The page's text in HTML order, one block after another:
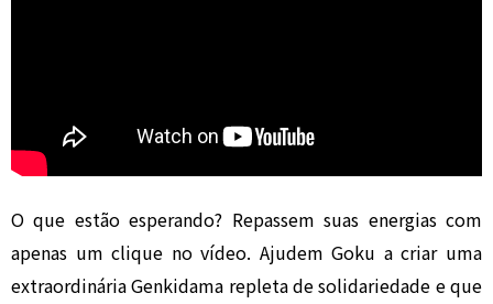
O que estão esperando? Repassem suas energias com
apenas um clique no vídeo. Ajudem Goku a criar uma
extraordinária Genkidama repleta de solidariedade e que